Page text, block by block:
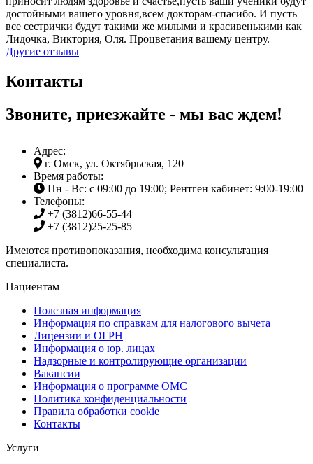
достойными вашего уровня,всем докторам-спасибо. И пусть
все сестрички будут такими же милыми и красивенькими как
Лидочка, Виктория, Оля. Процветания вашему центру.
Другие отзывы
Контакты
Звоните, приезжайте - мы вас ждем!
Адрес:
г. Омск, ул. Октябрьская, 120
Время работы:
Пн - Вс: с 09:00 до 19:00; Рентген кабинет: 9:00-19:00
Телефоны:
+7 (3812)66-55-44
+7 (3812)25-25-85
Имеются противопоказания, необходима консультация
специалиста.
Пациентам
Полезная информация
Информация по справкам для налогового вычета
Лицензии и ОГРН
Информация о юр. лицах
Надзорные и контролирующие организации
Вакансии
Информация о программе ОМС
Политика конфиденциальности
Правила обработки cookie
Контакты
Услуги